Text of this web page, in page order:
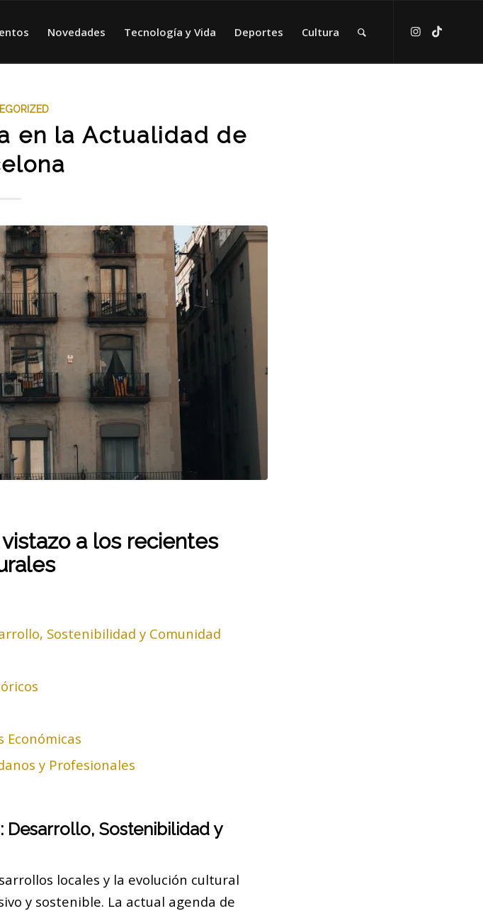
Novedades Tecnología y Vida Deportes Cultura
en la Actualidad de
a los recientes
Sostenibilidad y Comunidad
Económicas
y Profesionales
Sostenibilidad y
locales y la evolución cultural
y sostenible. La actual agenda de